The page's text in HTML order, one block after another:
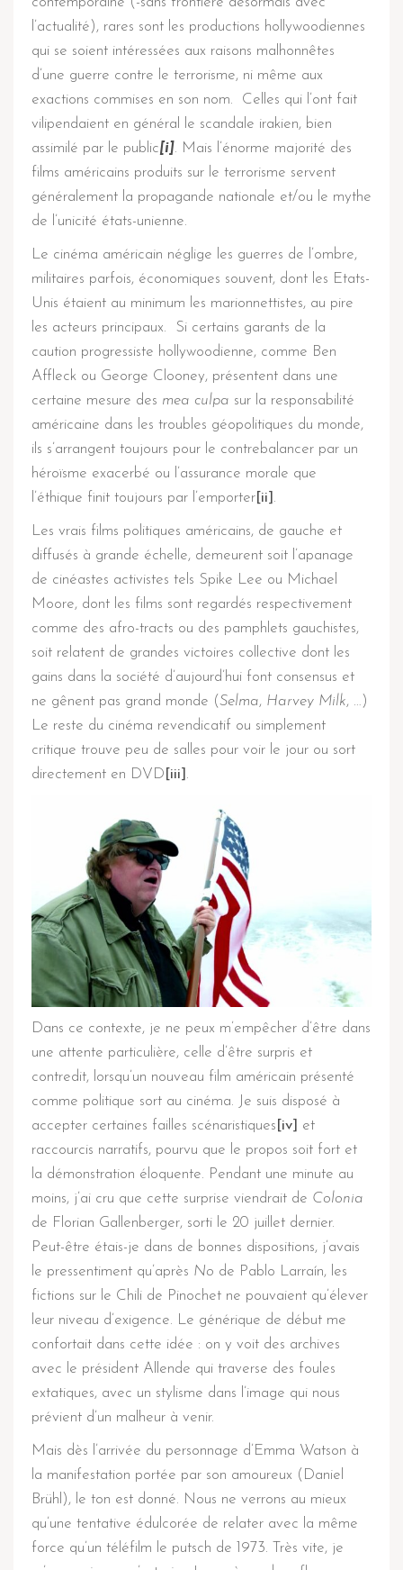
l’actualité), rares sont les productions hollywoodiennes
qui se soient intéressées aux raisons malhonnêtes
d’une guerre contre le terrorisme, ni même aux
exactions commises en son nom. Celles qui l’ont fait
vilipendaient en général le scandale irakien, bien
assimilé par le public[i]. Mais l’énorme majorité des
films américains produits sur le terrorisme servent
généralement la propagande nationale et/ou le mythe
de l’unicité états-unienne.
Le cinéma américain néglige les guerres de l’ombre,
militaires parfois, économiques souvent, dont les Etats-
Unis étaient au minimum les marionnettistes, au pire
les acteurs principaux. Si certains garants de la
caution progressiste hollywoodienne, comme Ben
Affleck ou George Clooney, présentent dans une
certaine mesure des mea culpa sur la responsabilité
américaine dans les troubles géopolitiques du monde,
ils s’arrangent toujours pour le contrebalancer par un
héroïsme exacerbé ou l’assurance morale que
l’éthique finit toujours par l’emporter [ii] .
Les vrais films politiques américains, de gauche et
diffusés à grande échelle, demeurent soit l’apanage
de cinéastes activistes tels Spike Lee ou Michael
Moore, dont les films sont regardés respectivement
comme des afro-tracts ou des pamphlets gauchistes,
soit relatent de grandes victoires collective dont les
gains dans la société d’aujourd’hui font consensus et
ne gênent pas grand monde (Selma, Harvey Milk, …)
Le reste du cinéma revendicatif ou simplement
critique trouve peu de salles pour voir le jour ou sort
directement en DVD [iii] .
Dans ce contexte, je ne peux m’empêcher d’être dans
une attente particulière, celle d’être surpris et
contredit, lorsqu’un nouveau film américain présenté
comme politique sort au cinéma. Je suis disposé à
accepter certaines failles scénaristiques [iv] et
raccourcis narratifs, pourvu que le propos soit fort et
la démonstration éloquente. Pendant une minute au
moins, j’ai cru que cette surprise viendrait de Colonia
de Florian Gallenberger, sorti le 20 juillet dernier.
Peut-être étais-je dans de bonnes dispositions, j’avais
le pressentiment qu’après No de Pablo Larraín, les
fictions sur le Chili de Pinochet ne pouvaient qu’élever
leur niveau d’exigence. Le générique de début me
confortait dans cette idée : on y voit des archives
avec le président Allende qui traverse des foules
extatiques, avec un stylisme dans l’image qui nous
prévient d’un malheur à venir.
Mais dès l’arrivée du personnage d’Emma Watson à
la manifestation portée par son amoureux (Daniel
Brühl), le ton est donné. Nous ne verrons au mieux
qu’une tentative édulcorée de relater avec la même
force qu’un téléfilm le putsch de 1973. Très vite, je